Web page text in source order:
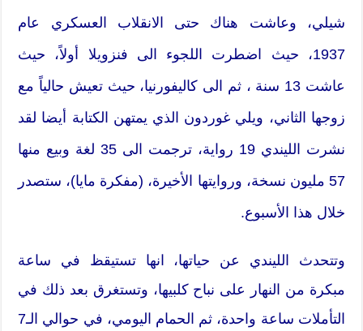
شيلي، وعاشت هناك حتى الانقلاب العسكري عام
1937، حيث اضطرت اللجوء الى فنزويلا أولاً، حيث
عاشت 13 سنة ، ثم الى كاليفورنيا، حيث تعيش حالياً مع
زوجها الثاني، ويلي غوردون الذي يمتهن الكتابة أيضا لقد
نشرت الليندي 19 رواية، ترجمت الى 35 لغة وبيع منها
57 مليون نسخة، وروايتها الأخيرة، (مفكرة مايا)، ستصدر
خلال هذا الأسبوع.
وتتحدث الليندي عن حياتها، انها تستيقظ في ساعة
مبكرة من النهار على نباح كلبيها، وتستغرق بعد ذلك في
التأملات ساعة واحدة، ثم الحمام اليومي، في حوالي الـ7